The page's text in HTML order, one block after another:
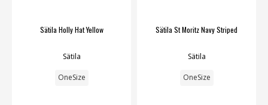
Sätila Holly Hat Yellow
Sätila
OneSize
Sätila St Moritz Navy Striped
Sätila
OneSize